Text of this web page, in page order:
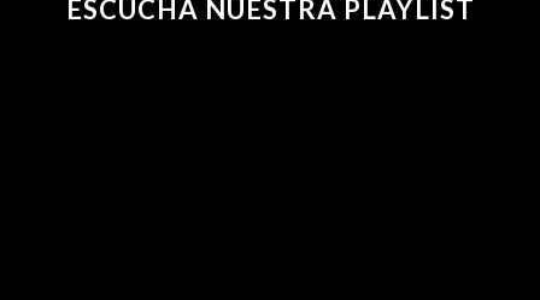
ESCUCHA NUESTRA PLAYLIST